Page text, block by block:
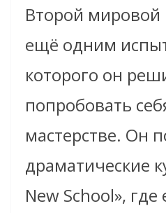
Второй мировой
ещё одним
которого он
попробовать
мастерстве. Он
драматические
New School», где